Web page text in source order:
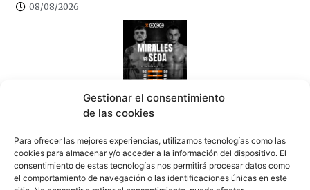
Gestionar el consentimiento
de las cookies
Para ofrecer las mejores experiencias, utilizamos tecnologías como las
cookies para almacenar y/o acceder a la información del dispositivo. El
consentimiento de estas tecnologías nos permitirá procesar datos como
el comportamiento de navegación o las identificaciones únicas en este
08/08/2026
Tarifa se prepara hoy para una noche de Artes
Marciales Mixtas (MMA)
08/08/2026